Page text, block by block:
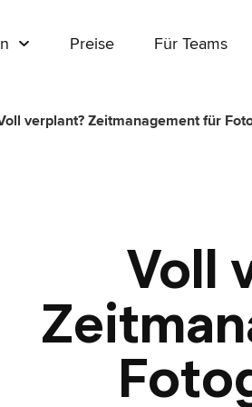
Preise Für Teams
verplant? Zeitmanagement für
Voll